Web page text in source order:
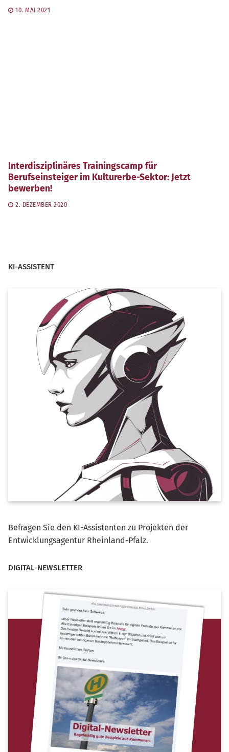
10. MAI 2021
Interdisziplinäres Trainingscamp für
Berufseinsteiger im Kulturerbe-Sektor: Jetzt
bewerben!
2. DEZEMBER 2020
KI-ASSISTENT
Befragen Sie den KI-Assistenten zu Projekten der
Entwicklungsagentur Rheinland-Pfalz.
DIGITAL-NEWSLETTER